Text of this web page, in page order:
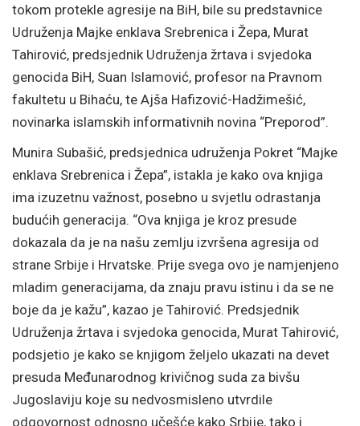
tokom protekle agresije na BiH, bile su predstavnice
Udruženja Majke enklava Srebrenica i Žepa, Murat
Tahirović, predsjednik Udruženja žrtava i svjedoka
genocida BiH, Suan Islamović, profesor na Pravnom
fakultetu u Bihaću, te Ajša Hafizović-Hadžimešić,
novinarka islamskih informativnih novina “Preporod”.
Munira Subašić, predsjednica udruženja Pokret “Majke
enklava Srebrenica i Žepa”, istakla je kako ova knjiga
ima izuzetnu važnost, posebno u svjetlu odrastanja
budućih generacija. “Ova knjiga je kroz presude
dokazala da je na našu zemlju izvršena agresija od
strane Srbije i Hrvatske. Prije svega ovo je namjenjeno
mladim generacijama, da znaju pravu istinu i da se ne
boje da je kažu”, kazao je Tahirović. Predsjednik
Udruženja žrtava i svjedoka genocida, Murat Tahirović,
podsjetio je kako se knjigom željelo ukazati na devet
presuda Međunarodnog krivičnog suda za bivšu
Jugoslaviju koje su nedvosmisleno utvrdile
odgovornost odnosno učešće kako Srbije, tako i